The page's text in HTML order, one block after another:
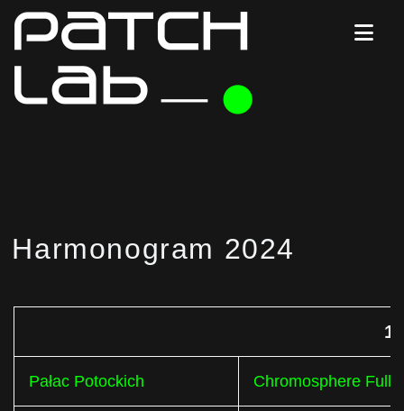
Harmonogram 2024
Pałac Potockich Chromosphere